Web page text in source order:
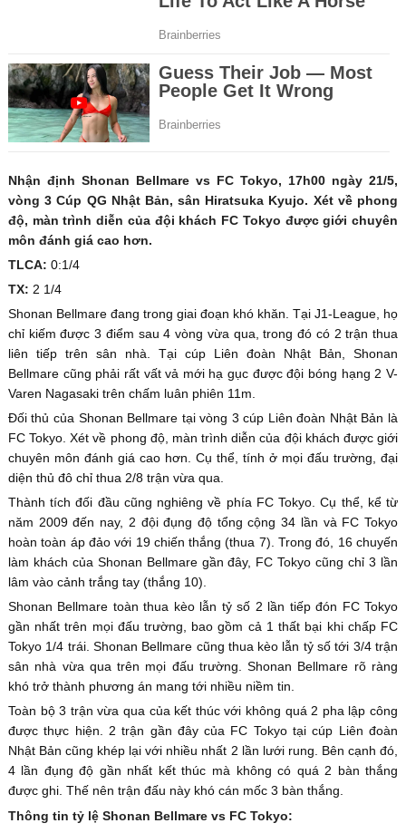
Nhận định Shonan Bellmare vs FC Tokyo, 17h00 ngày 21/5,
vòng 3 Cúp QG Nhật Bản, sân Hiratsuka Kyujo. Xét về phong
độ, màn trình diễn của đội khách FC Tokyo được giới chuyên
môn đánh giá cao hơn.
TLCA: 0:1/4
TX: 2 1/4
Shonan Bellmare đang trong giai đoạn khó khăn. Tại J1-League, họ
chỉ kiếm được 3 điểm sau 4 vòng vừa qua, trong đó có 2 trận thua
liên tiếp trên sân nhà. Tại cúp Liên đoàn Nhật Bản, Shonan
Bellmare cũng phải rất vất vả mới hạ gục được đội bóng hạng 2 V-
Varen Nagasaki trên chấm luân phiên 11m.
Đối thủ của Shonan Bellmare tại vòng 3 cúp Liên đoàn Nhật Bản là
FC Tokyo. Xét về phong độ, màn trình diễn của đội khách được giới
chuyên môn đánh giá cao hơn. Cụ thể, tính ở mọi đấu trường, đại
diện thủ đô chỉ thua 2/8 trận vừa qua.
Thành tích đối đầu cũng nghiêng về phía FC Tokyo. Cụ thể, kể từ
năm 2009 đến nay, 2 đội đụng độ tổng cộng 34 lần và FC Tokyo
hoàn toàn áp đảo với 19 chiến thắng (thua 7). Trong đó, 16 chuyến
làm khách của Shonan Bellmare gần đây, FC Tokyo cũng chỉ 3 lần
lâm vào cảnh trắng tay (thắng 10).
Shonan Bellmare toàn thua kèo lẫn tỷ số 2 lần tiếp đón FC Tokyo
gần nhất trên mọi đấu trường, bao gồm cả 1 thất bại khi chấp FC
Tokyo 1/4 trái. Shonan Bellmare cũng thua kèo lẫn tỷ số tới 3/4 trận
sân nhà vừa qua trên mọi đấu trường. Shonan Bellmare rõ ràng
khó trở thành phương án mang tới nhiều niềm tin.
Toàn bộ 3 trận vừa qua của kết thúc với không quá 2 pha lập công
được thực hiện. 2 trận gần đây của FC Tokyo tại cúp Liên đoàn
Nhật Bản cũng khép lại với nhiều nhất 2 lần lưới rung. Bên cạnh đó,
4 lần đụng độ gần nhất kết thúc mà không có quá 2 bàn thắng
được ghi. Thế nên trận đấu này khó cán mốc 3 bàn thắng.
Thông tin tỷ lệ Shonan Bellmare vs FC Tokyo: